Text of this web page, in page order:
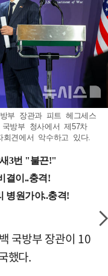
부 장관과 피트 헤그세스
방부 청사에서 제57차
회견에서 악수하고 있다.
국방부 장관이 10
했다.